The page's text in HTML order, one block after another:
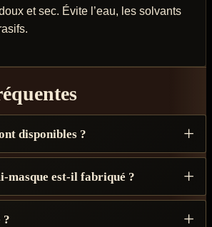
et sec. Évite l’eau, les solvants
disponibles ?
masque est-il fabriqué ?
?